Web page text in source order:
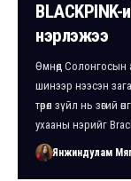
нэрлэжээ
Өмнөд Солонгосын
шинээр нээсэн
төрөл зүйл нь зөгий
ухааны нэрийг
Янжиндулам